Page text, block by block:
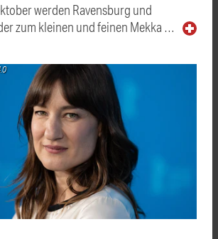
werden Ravensburg und
zum kleinen und feinen Mekka …